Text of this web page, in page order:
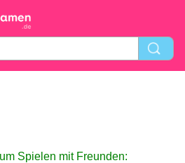
Spielen mit Freunden: